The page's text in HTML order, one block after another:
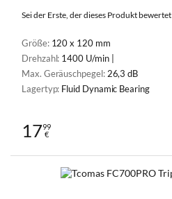
Sei der Erste, der dieses Produkt bewertet
Größe: 120 x 120 mm
Drehzahl: 1400 U/min |
Max. Geräuschpegel:26,3 dB
Lagertyp: Fluid Dynamic Bearing
1799
€